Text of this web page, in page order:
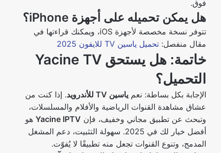
فوق.
هل يمكن تحميله على أجهزة iPhone؟
تتوفر نسخة مخصصة لأجهزة iOS، ويمكنك قراءتها في
مقال منفصل: تحميل ياسين TV للايفون 2025
خاتمة: هل يستحق Yacine TV
التحميل؟
الإجابة بكل بساطة: نعم ياسين TV للأندرويد
. إذا كنت من
عشاق مشاهدة القنوات الرياضية والأفلام والمسلسلات،
وتبحث عن تطبيق مجاني وخفيف، فإن Yacine IPTV هو
أفضل خيار لك في 2025. سهولة التثبيت، دعم المشغل
المدمج، وتنوع القنوات تجعل منه تطبيقًا لا يُفوّت.